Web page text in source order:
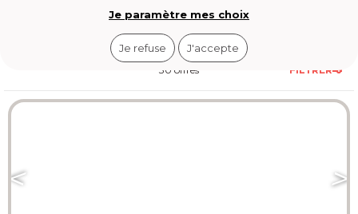
30 offres FILTRER
Je paramètre mes choix
Je refuse J'accepte